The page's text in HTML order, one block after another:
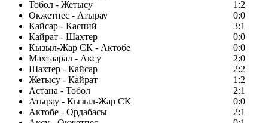
Тобол - Жетысу
1:2
Окжетпес - Атырау
0:0
Кайсар - Каспий
3:1
Кайрат - Шахтер
0:0
Кызыл-Жар СК - Актобе
0:0
Махтаарал - Аксу
2:0
Шахтер - Кайсар
2:2
Жетысу - Кайрат
1:2
Астана - Тобол
2:1
Атырау - Кызыл-Жар СК
0:0
Актобе - Ордабасы
2:1